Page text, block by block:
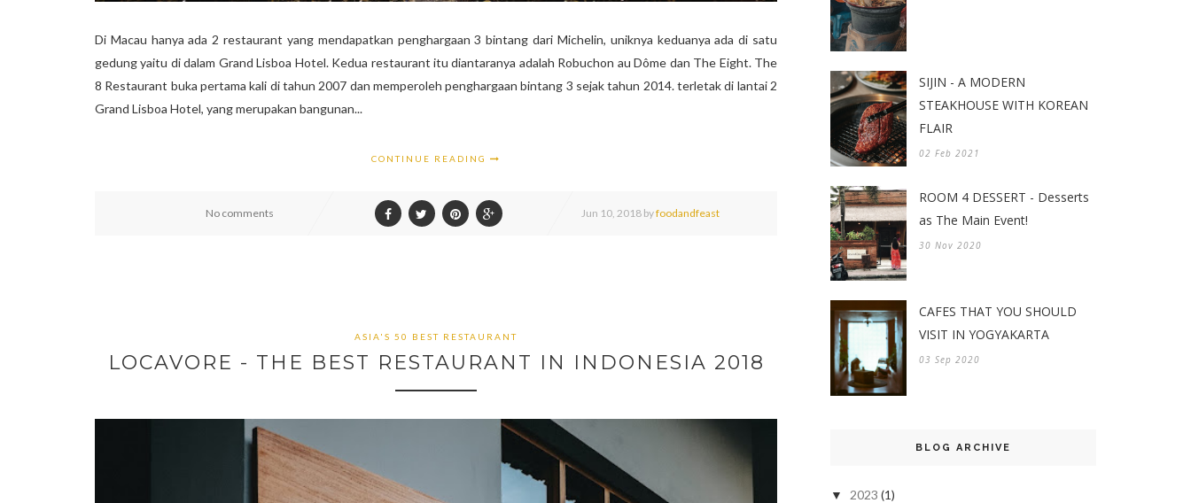
Di Macau hanya ada 2 restaurant yang mendapatkan penghargaan 3 bintang dari Michelin, uniknya keduanya ada di satu
gedung yaitu di dalam Grand Lisboa Hotel. Kedua restaurant itu diantaranya adalah Robuchon au Dôme dan The Eight. The
8 Restaurant buka pertama kali di tahun 2007 dan memperoleh penghargaan bintang 3 sejak tahun 2014. terletak di lantai 2
Grand Lisboa Hotel, yang merupakan bangunan...
CONTINUE READING
No comments Jun 10, 2018 byfoodandfeast
ASIA'S 50 BEST RESTAURANT
LOCAVORE - THE BEST RESTAURANT IN INDONESIA 2018
SIJIN - A MODERN
STEAKHOUSE WITH KOREAN
FLAIR
02 Feb 2021
ROOM 4 DESSERT - Desserts
as The Main Event!
30 Nov 2020
CAFES THAT YOU SHOULD
VISIT IN YOGYAKARTA
03 Sep 2020
BLOG ARCHIVE
▼ 2023 (1)